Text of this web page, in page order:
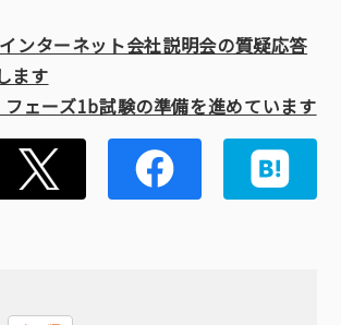
ンターネット会社説明会の質疑応答
ます
ェーズ1b試験の準備を進めています
リンクコピー Twitter